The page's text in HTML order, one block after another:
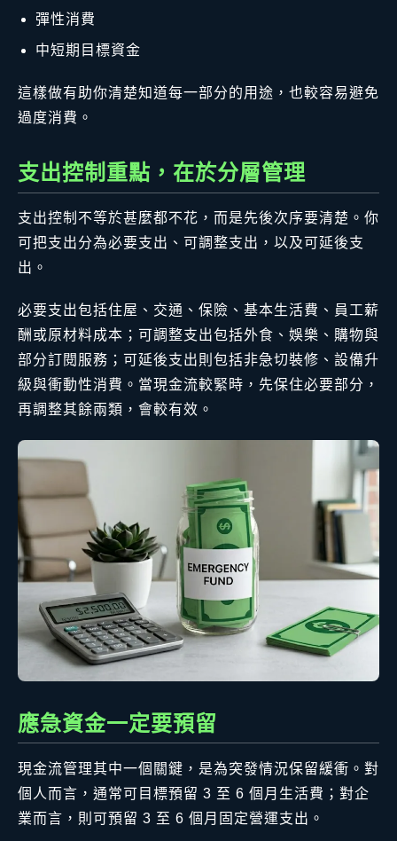
彈性消費
中短期目標資金
這樣做有助你清楚知道每一部分的用途，也較容易避免
過度消費。
支出控制重點，在於分層管理
支出控制不等於甚麼都不花，而是先後次序要清楚。你
可把支出分為必要支出、可調整支出，以及可延後支
出。
必要支出包括住屋、交通、保險、基本生活費、員工薪
酬或原材料成本；可調整支出包括外食、娛樂、購物與
部分訂閱服務；可延後支出則包括非急切裝修、設備升
級與衝動性消費。當現金流較緊時，先保住必要部分，
再調整其餘兩類，會較有效。
應急資金一定要預留
現金流管理其中一個關鍵，是為突發情況保留緩衝。對
個人而言，通常可目標預留 3 至 6 個月生活費；對企
業而言，則可預留 3 至 6 個月固定營運支出。